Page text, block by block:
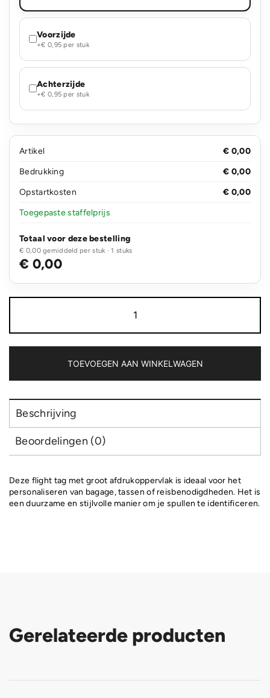
Voorzijde
+€ 0,95 per stuk
Achterzijde
+€ 0,95 per stuk
Artikel
€ 0,00
Bedrukking
€ 0,00
Opstartkosten
€ 0,00
Toegepaste staffelprijs
Totaal voor deze bestelling
€ 0,00 gemiddeld per stuk · 1 stuks
€ 0,00
tag
aantal
TOEVOEGEN AAN WINKELWAGEN
Beschrijving
Beoordelingen (0)
Deze flight tag met groot afdrukoppervlak is ideaal voor het
personaliseren van bagage, tassen of reisbenodigdheden. Het is
een duurzame en stijlvolle manier om je spullen te identificeren.
Gerelateerde producten